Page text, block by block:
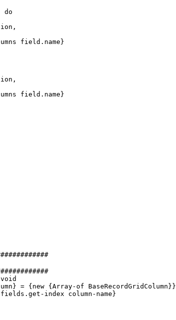
= {new {Array-of BaseRecordGridColumn}}
index column-name}